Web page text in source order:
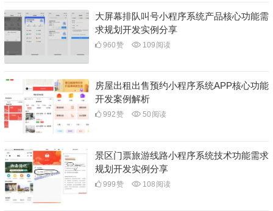
大屏幕排队叫号小程序系统产品核心功能需
求规划开发实例分享
960赞 109 阅读
房屋出租出售预约小程序系统APP核心功能
开发案例解析
992赞 50 阅读
景区门票旅游线路小程序系统技术功能需求
规划开发实例分享
999赞 108 阅读